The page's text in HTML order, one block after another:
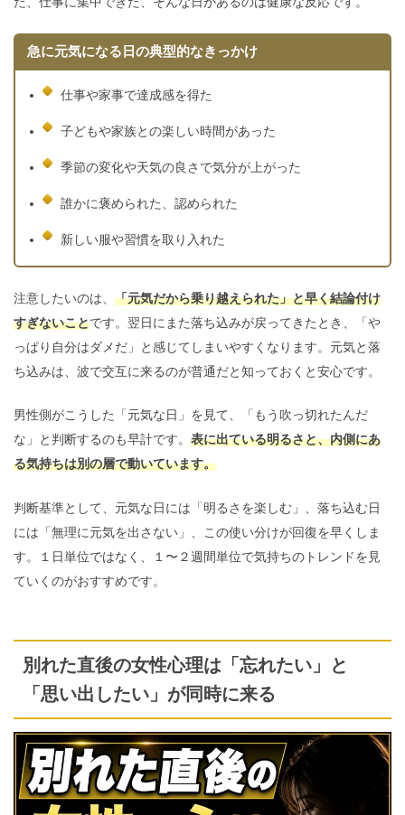
急に元気になる日の典型的なきっかけ
仕事や家事で達成感を得た
子どもや家族との楽しい時間があった
季節の変化や天気の良さで気分が上がった
誰かに褒められた、認められた
新しい服や習慣を取り入れた
注意したいのは、 「元気だから乗り越えられた」と早く結論付け
すぎないことです。翌日にまた落ち込みが戻ってきたとき、「や
っぱり自分はダメだ」と感じてしまいやすくなります。元気と落
ち込みは、波で交互に来るのが普通だと知っておくと安心です。
男性側がこうした「元気な日」を見て、「もう吹っ切れたんだ
な」と判断するのも早計です。 表に出ている明るさと、内側にあ
る気持ちは別の層で動いています。
判断基準として、元気な日には「明るさを楽しむ」、落ち込む日
には「無理に元気を出さない」、この使い分けが回復を早くしま
す。１日単位ではなく、１〜２週間単位で気持ちのトレンドを見
ていくのがおすすめです。
別れた直後の女性心理は「忘れたい」と
「思い出したい」が同時に来る